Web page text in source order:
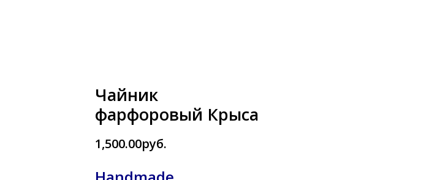
Чайник
фарфоровый Крыса
1,500.00руб.